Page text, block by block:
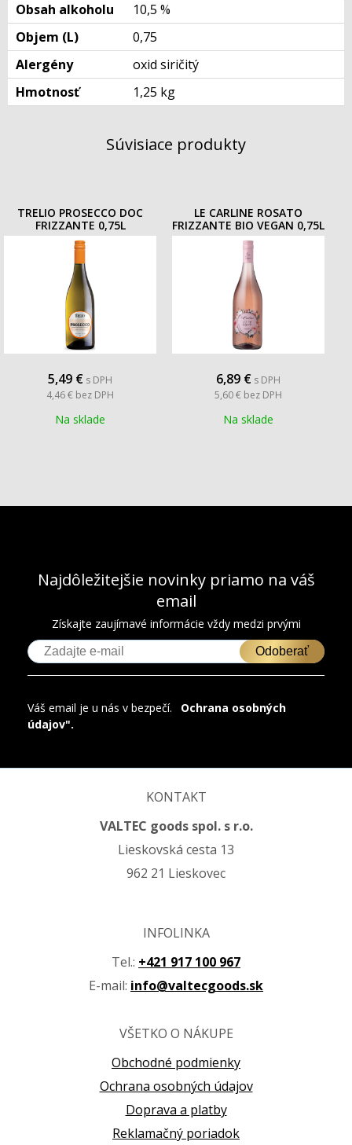
Obsah alkoholu
10,5 %
Objem (L)
0,75
Alergény
oxid siričitý
Hmotnosť
1,25 kg
Súvisiace produkty
TRELIO PROSECCO DOC
FRIZZANTE 0,75L
5,49 € s DPH
4,46 € bez DPH
Na sklade
LE CARLINE ROSATO
FRIZZANTE BIO VEGAN 0,75L
6,89 € s DPH
5,60 € bez DPH
Na sklade
Najdôležitejšie novinky priamo na váš
email
Získajte zaujímavé informácie vždy medzi prvými
Odoberať
Váš email je u nás v bezpečí.
Ochrana osobných
údajov".
KONTAKT
VALTEC goods spol. s r.o.
Lieskovská cesta 13
962 21 Lieskovec
INFOLINKA
Tel.: +421 917 100 967
E-mail: info@valtecgoods.sk
VŠETKO O NÁKUPE
Obchodné podmienky
Ochrana osobných údajov
Doprava a platby
Reklamačný poriadok